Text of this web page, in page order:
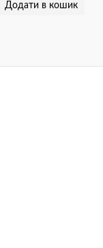
Додати в кошик